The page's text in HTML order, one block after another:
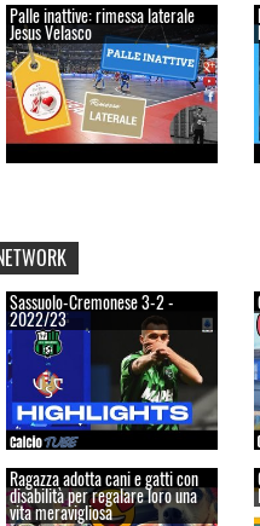
Palle inattive: rimessa laterale
Jesus Velasco
Sassuolo-Cremonese 3-2 -
2022/23
Ragazza adotta cani e gatti con
disabilità per regalare loro una
vita meravigliosa